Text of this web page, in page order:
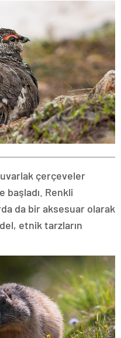
çerçeveler
Renkli
da bir aksesuar olarak
etnik tarzların